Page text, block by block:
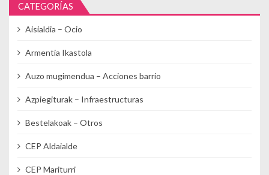
CATEGORÍAS
Aisialdia – Ocio
Armentia Ikastola
Auzo mugimendua – Acciones barrio
Azpiegiturak – Infraestructuras
Bestelakoak – Otros
CEP Aldaialde
CEP Mariturri